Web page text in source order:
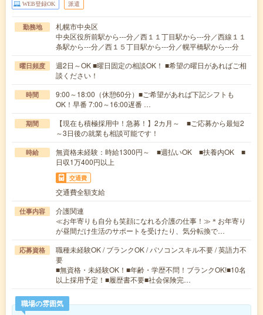
WEB登録OK 派遣
勤務地
札幌市中央区
中央区役所前駅から---分／西１１丁目駅から---分／西線１１
条駅から---分／西１５丁目駅から---分／幌平橋駅から---分
曜日頻度
週2日～OK ■曜日固定の相談OK！ ■希望の曜日があればご相
談ください！
時間
9:00～18:00（休憩60分）■ご希望があれば下記シフトも
OK！早番 7:00～16:00遅番 …
期間
【現在も積極採用中！急募！】2カ月～ ■ご応募から最短2
～3日後の就業も相談可能です！
時給
無資格未経験：時給1300円～ ■週払いOK ■扶養内OK ■
日収1万400円以上
交通費
交通費全額支給
仕事内容
介護関連
≪お年寄りも自分も笑顔になれる介護の仕事！≫＊お年寄り
が昼間だけ生活のサポートを受けたり、気分転換で…
応募資格
職種未経験OK / ブランクOK / パソコンスキル不要 / 英語力不
要
■無資格・未経験OK！■年齢・学歴不問！ブランクOK!■10名
以上採用予定！■履歴書不要■社会保険完…
職場の雰囲気